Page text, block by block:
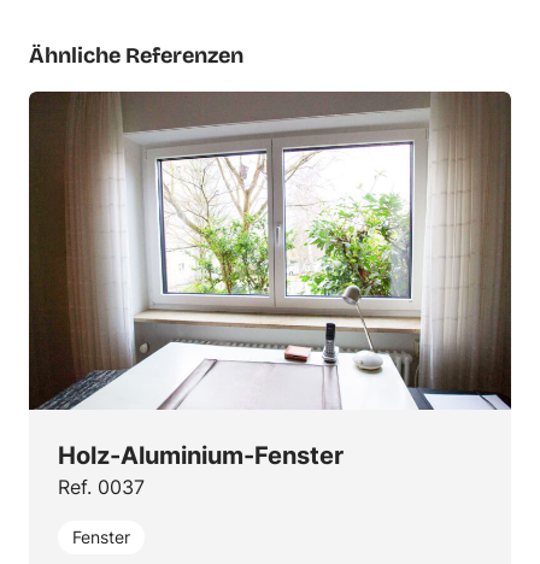
Ähnliche Referenzen
Holz-Aluminium-Fenster
Ref. 0037
Fenster